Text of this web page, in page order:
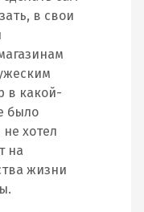
в свои
в какой-
было
хотел
на
жизни